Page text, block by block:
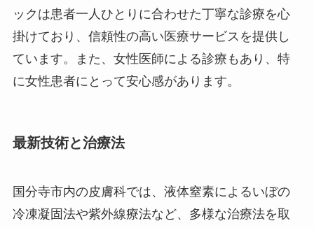
ックは患者一人ひとりに合わせた丁寧な診療を心
掛けており、信頼性の高い医療サービスを提供し
ています。また、女性医師による診療もあり、特
に女性患者にとって安心感があります。
最新技術と治療法
国分寺市内の皮膚科では、液体窒素によるいぼの
冷凍凝固法や紫外線療法など、多様な治療法を取